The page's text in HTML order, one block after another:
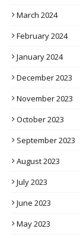
March 2024
February 2024
January 2024
December 2023
November 2023
October 2023
September 2023
August 2023
July 2023
June 2023
May 2023